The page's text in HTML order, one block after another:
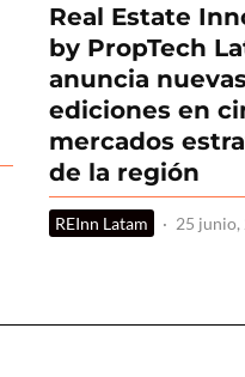
Real Estate
by PropTech
anuncia
ediciones en
mercados
de la región
REInn Latam · 25 junio,